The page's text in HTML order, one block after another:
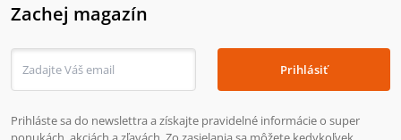
Zachej magazín
Prihlásiť
Prihláste sa do newslettra a získajte pravidelné informácie o super